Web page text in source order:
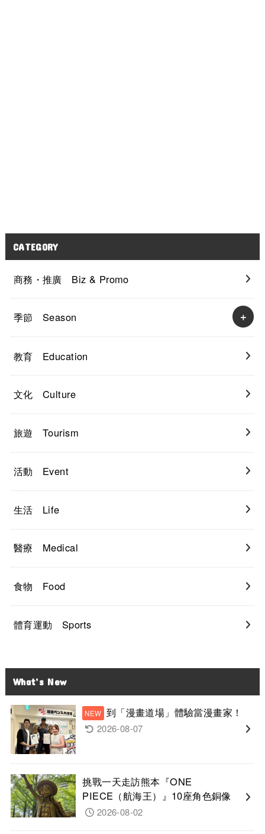
CATEGORY
商務・推廣 Biz & Promo
季節 Season
教育 Education
文化 Culture
旅遊 Tourism
活動 Event
生活 Life
醫療 Medical
食物 Food
體育運動 Sports
What’s New
到「漫畫道場」體驗當漫畫家！
2026-08-07
挑戰一天走訪熊本『ONE
PIECE（航海王）』10座角色銅像
2026-08-02